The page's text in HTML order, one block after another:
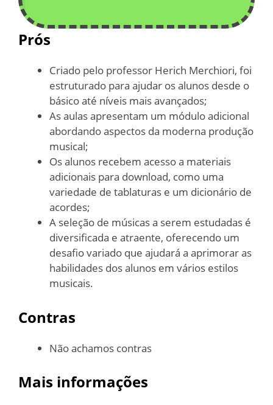
Prós
Criado pelo professor Herich Merchiori, foi
estruturado para ajudar os alunos desde o
básico até níveis mais avançados;
As aulas apresentam um módulo adicional
abordando aspectos da moderna produção
musical;
Os alunos recebem acesso a materiais
adicionais para download, como uma
variedade de tablaturas e um dicionário de
acordes;
A seleção de músicas a serem estudadas é
diversificada e atraente, oferecendo um
desafio variado que ajudará a aprimorar as
habilidades dos alunos em vários estilos
musicais.
Contras
Não achamos contras
Mais informações